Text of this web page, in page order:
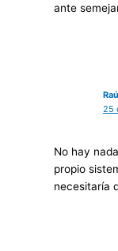
ante
25
No hay
propio
necesitaría